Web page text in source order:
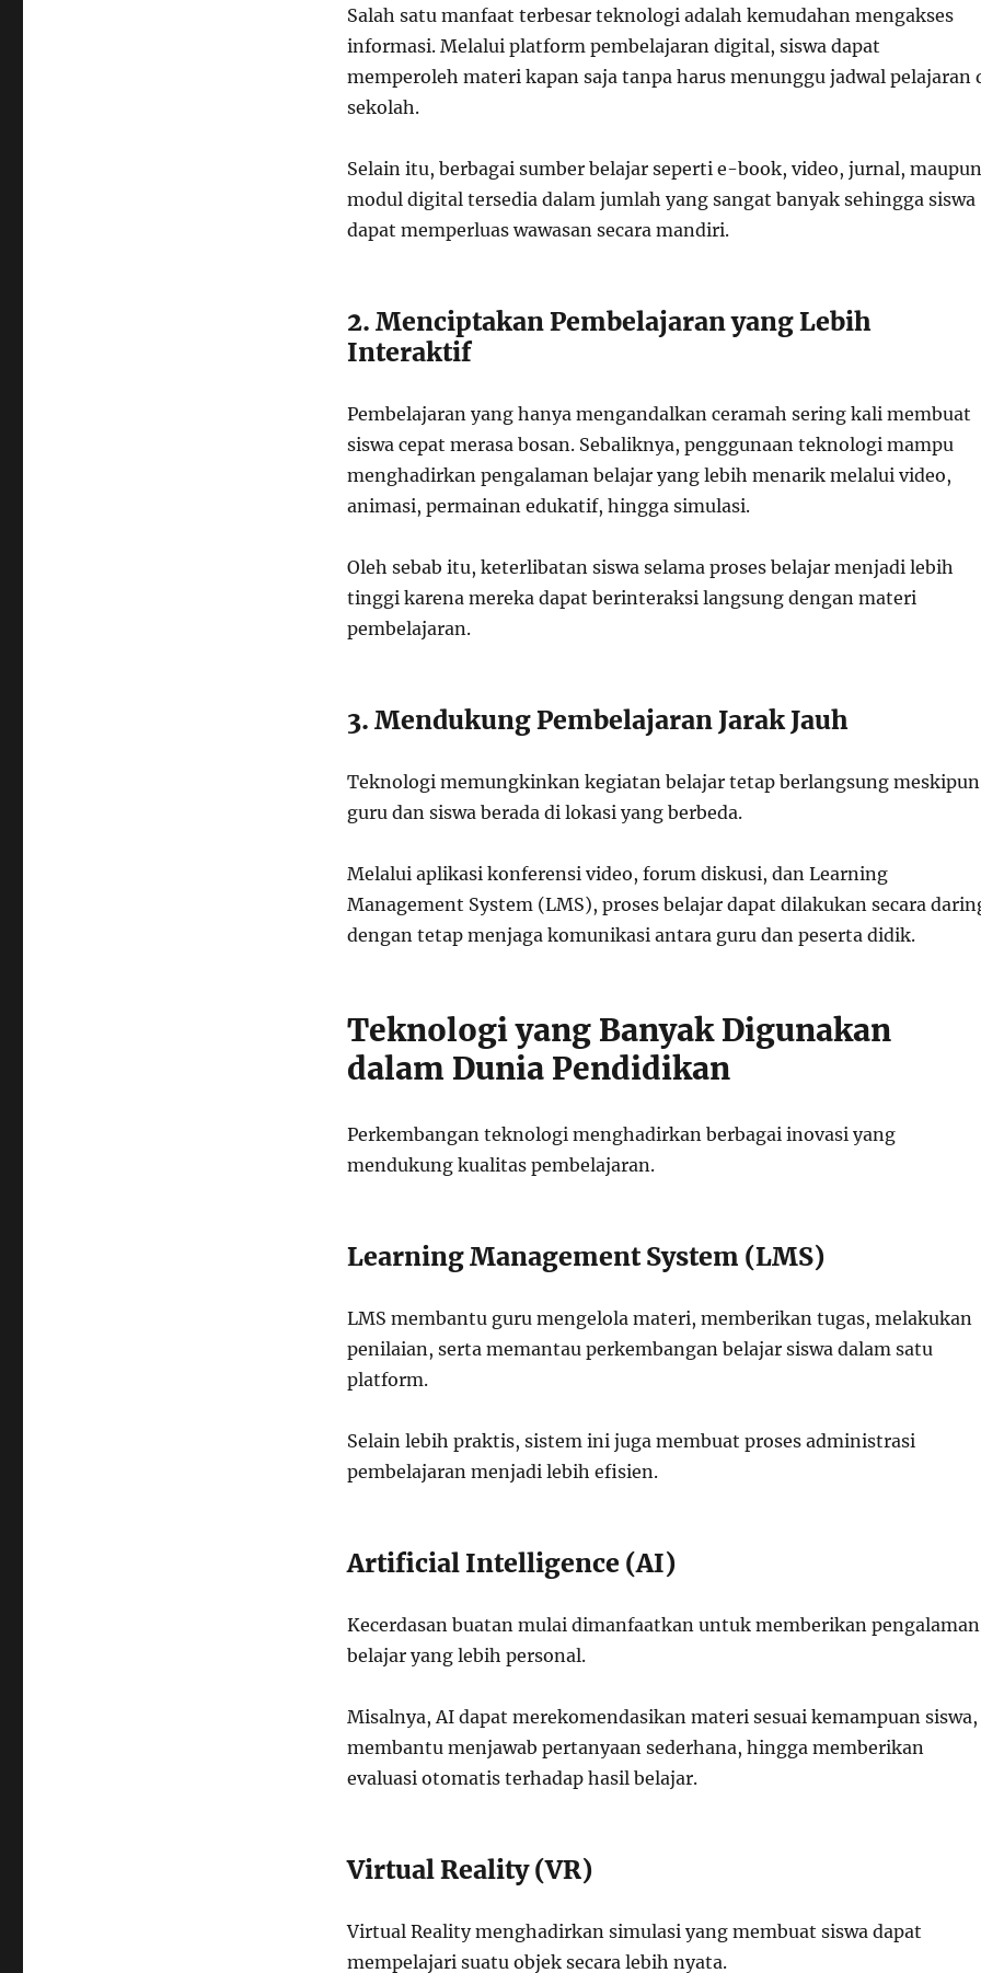
Salah satu manfaat terbesar teknologi adalah kemudahan mengakses
informasi. Melalui platform pembelajaran digital, siswa dapat
memperoleh materi kapan saja tanpa harus menunggu jadwal pelajaran
sekolah.
Selain itu, berbagai sumber belajar seperti e-book, video, jurnal, maupun
modul digital tersedia dalam jumlah yang sangat banyak sehingga siswa
dapat memperluas wawasan secara mandiri.
2. Menciptakan Pembelajaran yang Lebih
Interaktif
Pembelajaran yang hanya mengandalkan ceramah sering kali membuat
siswa cepat merasa bosan. Sebaliknya, penggunaan teknologi mampu
menghadirkan pengalaman belajar yang lebih menarik melalui video,
animasi, permainan edukatif, hingga simulasi.
Oleh sebab itu, keterlibatan siswa selama proses belajar menjadi lebih
tinggi karena mereka dapat berinteraksi langsung dengan materi
pembelajaran.
3. Mendukung Pembelajaran Jarak Jauh
Teknologi memungkinkan kegiatan belajar tetap berlangsung meskipun
guru dan siswa berada di lokasi yang berbeda.
Melalui aplikasi konferensi video, forum diskusi, dan Learning
Management System (LMS), proses belajar dapat dilakukan secara
dengan tetap menjaga komunikasi antara guru dan peserta didik.
Teknologi yang Banyak Digunakan
dalam Dunia Pendidikan
Perkembangan teknologi menghadirkan berbagai inovasi yang
mendukung kualitas pembelajaran.
Learning Management System (LMS)
LMS membantu guru mengelola materi, memberikan tugas, melakukan
penilaian, serta memantau perkembangan belajar siswa dalam satu
platform.
Selain lebih praktis, sistem ini juga membuat proses administrasi
pembelajaran menjadi lebih efisien.
Artificial Intelligence (AI)
Kecerdasan buatan mulai dimanfaatkan untuk memberikan pengalaman
belajar yang lebih personal.
Misalnya, AI dapat merekomendasikan materi sesuai kemampuan siswa,
membantu menjawab pertanyaan sederhana, hingga memberikan
evaluasi otomatis terhadap hasil belajar.
Virtual Reality (VR)
Virtual Reality menghadirkan simulasi yang membuat siswa dapat
mempelajari suatu objek secara lebih nyata.